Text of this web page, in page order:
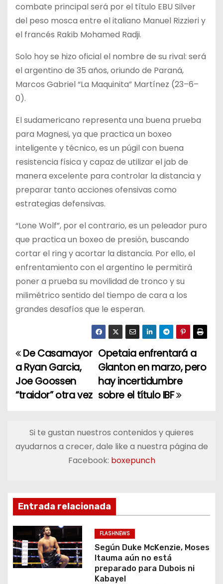
combate principal será por el título EBU Silver
del peso mosca entre el italiano Manuel Rizzieri y
el francés Rakib Mohamed Radji.
Solo hoy se hizo oficial el nombre de su rival: será
el argentino de 35 años, oriundo de Paraná,
Marcos Gabriel “La Maquinita” Martínez (23–6–
0).
El sudamericano representa una buena prueba
para Magnesi, ya que practica un boxeo
inteligente y técnico, es un púgil con buena
resistencia física y capaz de utilizar el jab de
manera excelente para controlar la distancia y
preparar tanto acciones ofensivas como
estrategias defensivas.
“Lone Wolf”, por el contrario, es un peleador puro
que practica un boxeo de presión, buscando
cortar el ring y acortar la distancia. Por ello, el
enfrentamiento con el argentino le permitirá
poner a prueba su movilidad de tronco y su
milimétrico sentido del tiempo de cara a los
grandes desafíos que le esperan.
N
a
v
g
i
ó
n
d
Opetaia enfrentará a
Glanton en marzo, pero
hay incertidumbre
sobre el título IBF
De Casamayor
a Ryan Garcia,
Joe Goossen
“traidor” otra vez
Si te gustan nuestros contenidos y quieres
ayudarnos a crecer, dale like a nuestra página de
Facebook: boxepunch
Entrada relacionada
FLASHNEWS
Según Duke McKenzie, Moses
Itauma aún no está
preparado para Dubois ni
Kabayel